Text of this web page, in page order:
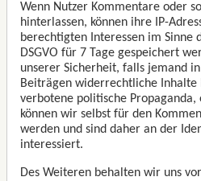
Wenn Nutzer Kommentare oder
hinterlassen, können ihre IP-
berechtigten Interessen im Sinne
DSGVO für 7 Tage gespeichert
unserer Sicherheit, falls jemand
Beiträgen widerrechtliche Inhalte
verbotene politische Propaganda,
können wir selbst für den
werden und sind daher an der
interessiert.
Des Weiteren behalten wir uns